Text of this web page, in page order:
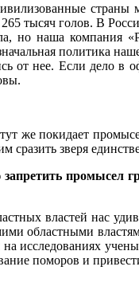
страны
тысяч голов. В
но наша компания
политика
от нее. Если дело в
же покидает
зверя
промысел
властей нас
областными
исследованиях
поморов и